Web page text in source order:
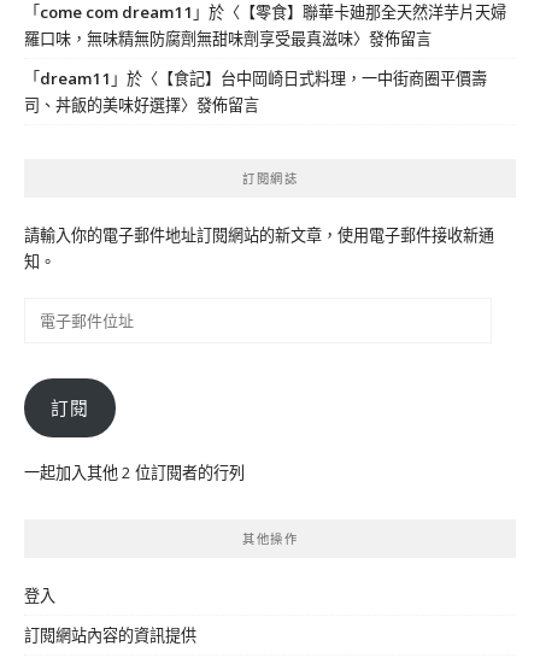
「come com dream11 」於〈 【零食】聯華卡廸那全天然洋芋片天婦
羅口味，無味精無防腐劑無甜味劑享受最真滋味〉發佈留言
「dream11 」於〈 【食記】台中岡崎日式料理，一中街商圈平價壽
司、丼飯的美味好選擇〉發佈留言
訂閱網誌
請輸入你的電子郵件地址訂閱網站的新文章，使用電子郵件接收新通
知。
件
位
訂閱
一起加入其他 2 位訂閱者的行列
其他操作
登入
訂閱網站內容的資訊提供